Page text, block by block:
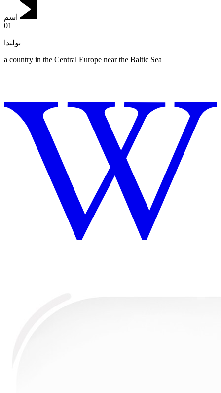
اسم
01
بولندا
a country in the Central Europe near the Baltic Sea